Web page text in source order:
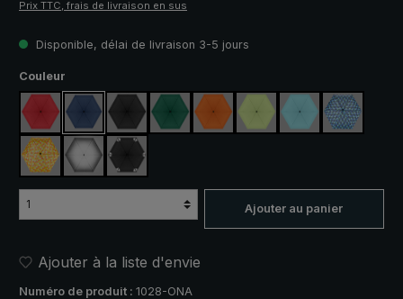
Prix TTC, frais de livraison en sus
Disponible, délai de livraison 3-5 jours
Sélectionnez
Couleur
rouge bleu marine
noir vert foncéorange vert clair bleu clairbleu / vert
jaune / orange à carreaux
argent, protection UV 50+
noir, avec bandes réfléchissantes
Ajouter au panier
Ajouter à la liste d'envie
Numéro de produit : 1028-ONA